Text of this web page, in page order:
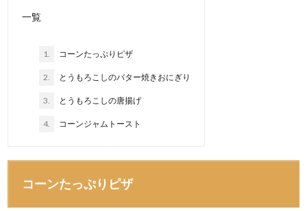
一覧
1. コーンたっぷりピザ
2. とうもろこしのバター焼きおにぎり
3. とうもろこしの唐揚げ
4. コーンジャムトースト
コーンたっぷりピザ